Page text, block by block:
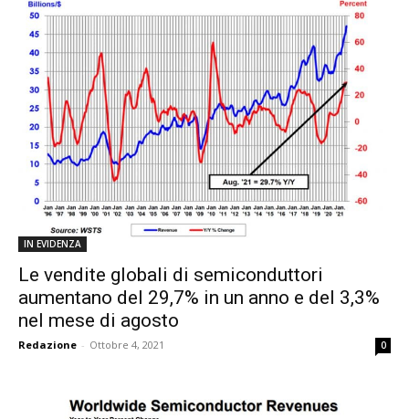
IN EVIDENZA
Le vendite globali di semiconduttori
aumentano del 29,7% in un anno e del 3,3%
nel mese di agosto
Redazione - Ottobre 4, 2021 0